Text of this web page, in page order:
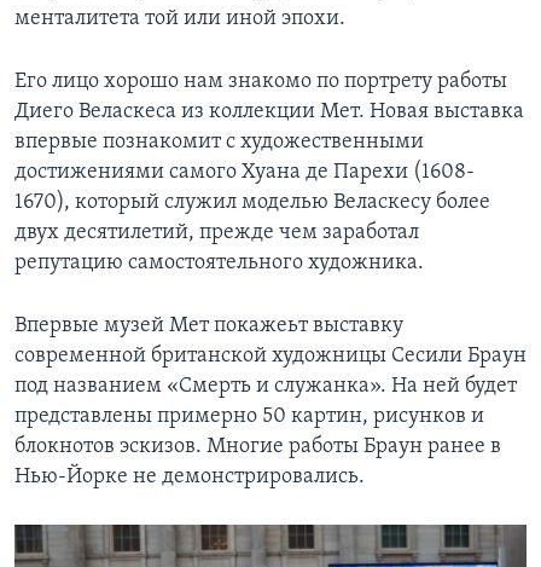
менталитета той или иной эпохи.
Его лицо хорошо нам знакомо по портрету работы
Диего Веласкеса из коллекции Мет. Новая выставка
впервые познакомит с художественными
достижениями самого Хуана де Парехи (1608-
1670), который служил моделью Веласкесу более
двух десятилетий, прежде чем заработал
репутацию самостоятельного художника.
Впервые музей Мет покажеьт выставку
современной британской художницы Сесили Браун
под названием «Смерть и служанка». На ней будет
представлены примерно 50 картин, рисунков и
блокнотов эскизов. Многие работы Браун ранее в
Нью-Йорке не демонстрировались.